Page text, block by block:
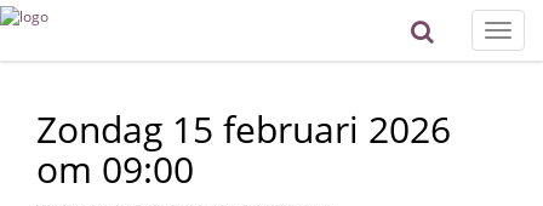
Toggle
Zondag 15 februari 2026
om 09:00